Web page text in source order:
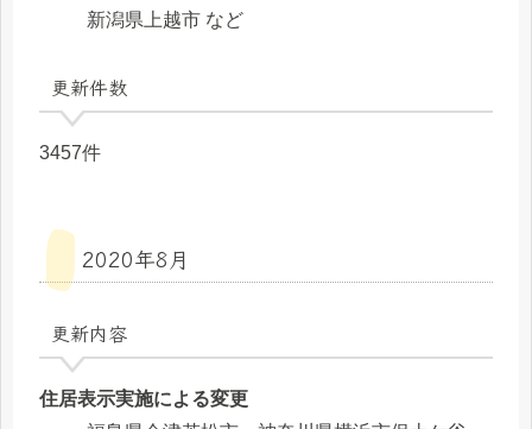
新潟県上越市 など
更新件数
3457件
2020年8月
更新内容
住居表示実施による変更